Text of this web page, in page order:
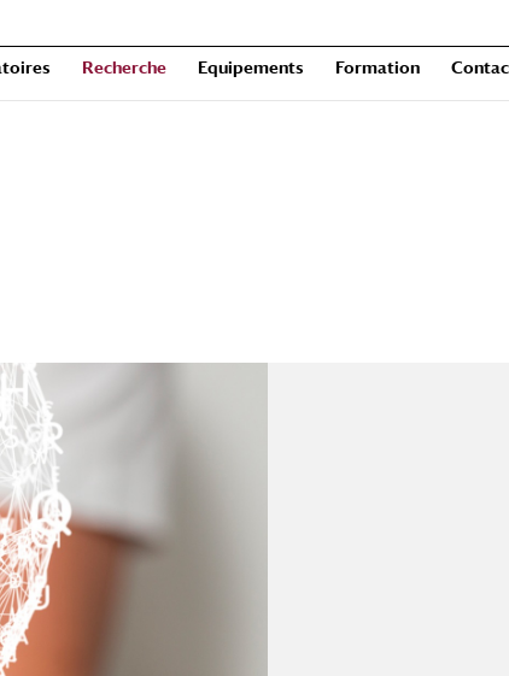
Recherche Equipements Formation